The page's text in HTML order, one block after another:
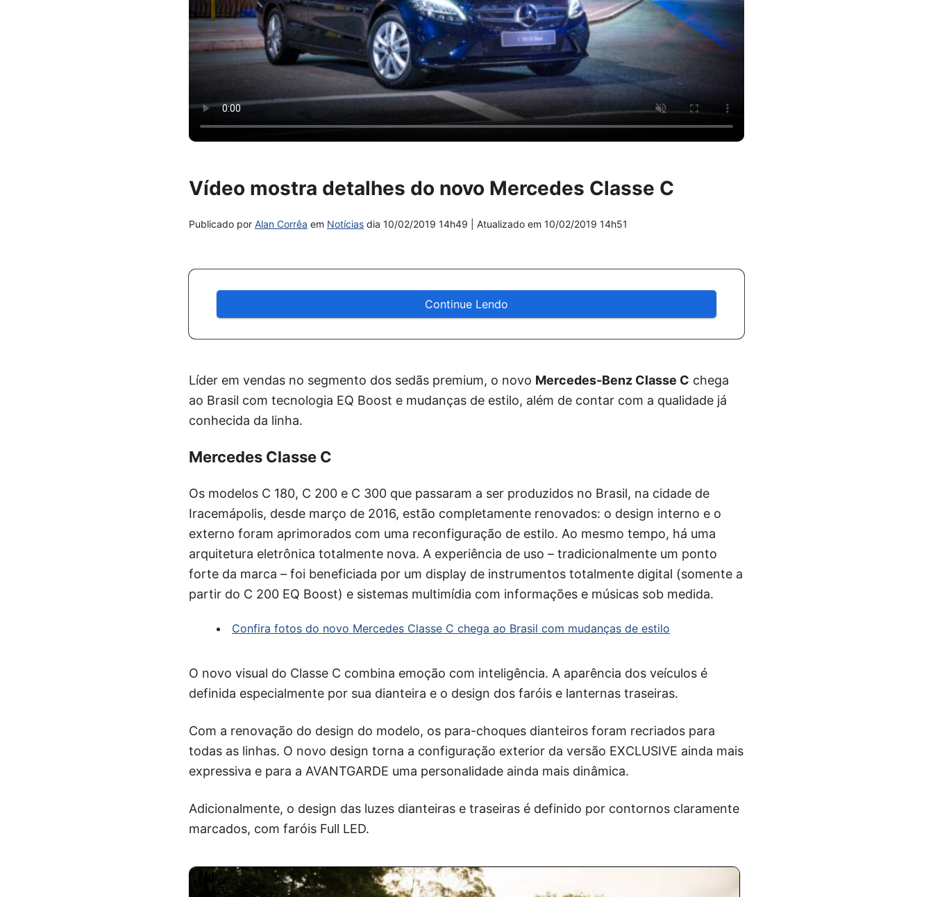
Vídeo mostra detalhes do novo Mercedes Classe C
Publicado por Alan Corrêa em Notícias dia 10/02/2019 14h49 | Atualizado em 10/02/2019 14h51
Continue Lendo
Líder em vendas no segmento dos sedãs premium, o novo Mercedes-Benz Classe C chega
ao Brasil com tecnologia EQ Boost e mudanças de estilo, além de contar com a qualidade já
conhecida da linha.
Mercedes Classe C
Os modelos C 180, C 200 e C 300 que passaram a ser produzidos no Brasil, na cidade de
Iracemápolis, desde março de 2016, estão completamente renovados: o design interno e o
externo foram aprimorados com uma reconfiguração de estilo. Ao mesmo tempo, há uma
arquitetura eletrônica totalmente nova. A experiência de uso – tradicionalmente um ponto
forte da marca – foi beneficiada por um display de instrumentos totalmente digital (somente a
partir do C 200 EQ Boost) e sistemas multimídia com informações e músicas sob medida.
Confira fotos do novo Mercedes Classe C chega ao Brasil com mudanças de estilo
O novo visual do Classe C combina emoção com inteligência. A aparência dos veículos é
definida especialmente por sua dianteira e o design dos faróis e lanternas traseiras.
Com a renovação do design do modelo, os para-choques dianteiros foram recriados para
todas as linhas. O novo design torna a configuração exterior da versão EXCLUSIVE ainda mais
expressiva e para a AVANTGARDE uma personalidade ainda mais dinâmica.
Adicionalmente, o design das luzes dianteiras e traseiras é definido por contornos claramente
marcados, com faróis Full LED.